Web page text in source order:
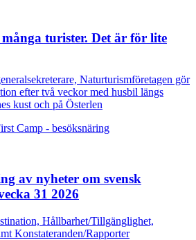
turister. Det är för lite
Naturturismföretagen gör
efter två veckor med husbil längs
kust och på Österlen
av nyheter om svensk
31 2026
Hållbarhet/Tillgänglighet,
Konstateranden/Rapporter